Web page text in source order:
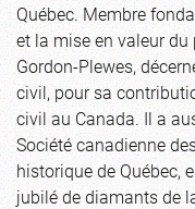
Québec. Membre
et la mise en valeur du
Gordon-Plewes,
civil, pour sa
civil au Canada. Il a
Société canadienne
historique de Québec,
jubilé de diamants de